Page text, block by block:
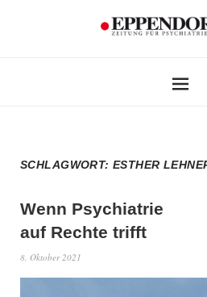
SCHLAGWORT:ESTHER
Wenn Psychiatrie
auf Rechte trifft
8. Oktober 2021